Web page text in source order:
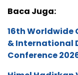
Baca Juga:
16th Worldwide
& International
Conference